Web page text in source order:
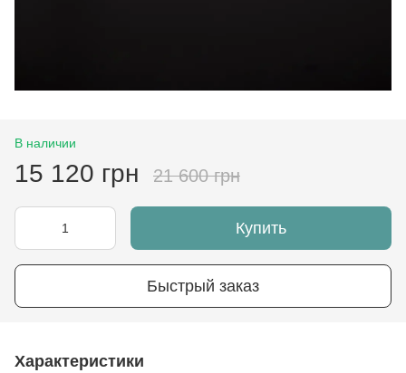
В наличии
15 120 грн 21 600 грн
Купить
Быстрый заказ
Характеристики